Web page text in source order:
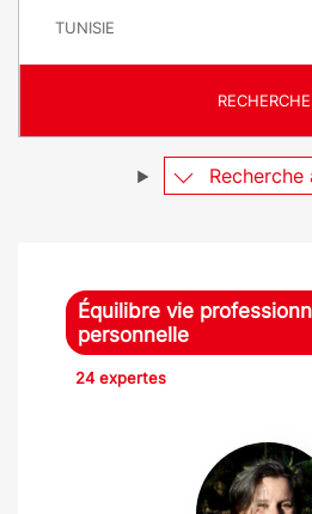
ê
e
Recherche
Équilibre vie
personnelle
24 expertes